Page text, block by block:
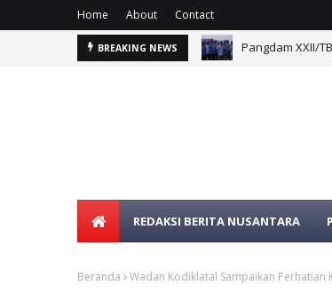
Home About Contact
BREAKING NEWS
Kodam XXII/
REDAKSI BERITA NUSANTARA
Beranda Wadan Kodiklatal Sampaikan Perhatian